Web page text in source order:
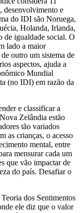
desenvolvimento e
do IDI são Noruega,
Holanda, Irlanda,
de igualdade social. O
lado a maior
outro um sistema de
aspectos, ajuda a
Mundial
(no IDI) em razão da
e classificar a
Zelândia estão
tão variados
as crianças, o acesso
mental, entre
mensurar cada um
que vão impactar de
do país. Desafiar o
dos Sentimentos
ele diz que o valor